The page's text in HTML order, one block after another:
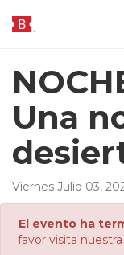
Una
Viernes Julio 03,
El evento ha
favor visita